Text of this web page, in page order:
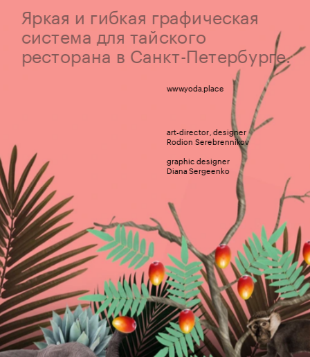
Яркая и гибкая графическая
система для тайского
ресторана в Санкт-Петербурге.
www.yoda.place
art-director, designer
Rodion Serebrennikov
graphic designer
Diana Sergeenko